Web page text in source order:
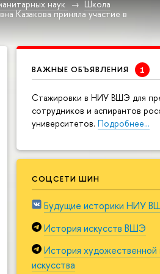
наук
Школа
Казакова приняла участие в
ВАЖНЫЕ ОБЪЯВЛЕНИЯ
Cтажировки в НИУ ВШЭ для
сотрудников и аспирантов
университетов. Подробнее…
СОЦСЕТИ ШИН
Будущие историки НИУ
История искусств ВШЭ
История художественной
искусства